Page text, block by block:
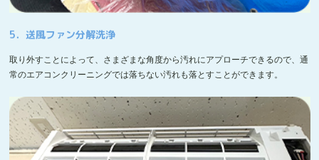
5．送風ファン分解洗浄
取り外すことによって、さまざまな角度から汚れにアプローチできるので、通
常のエアコンクリーニングでは落ちない汚れも落とすことができます。